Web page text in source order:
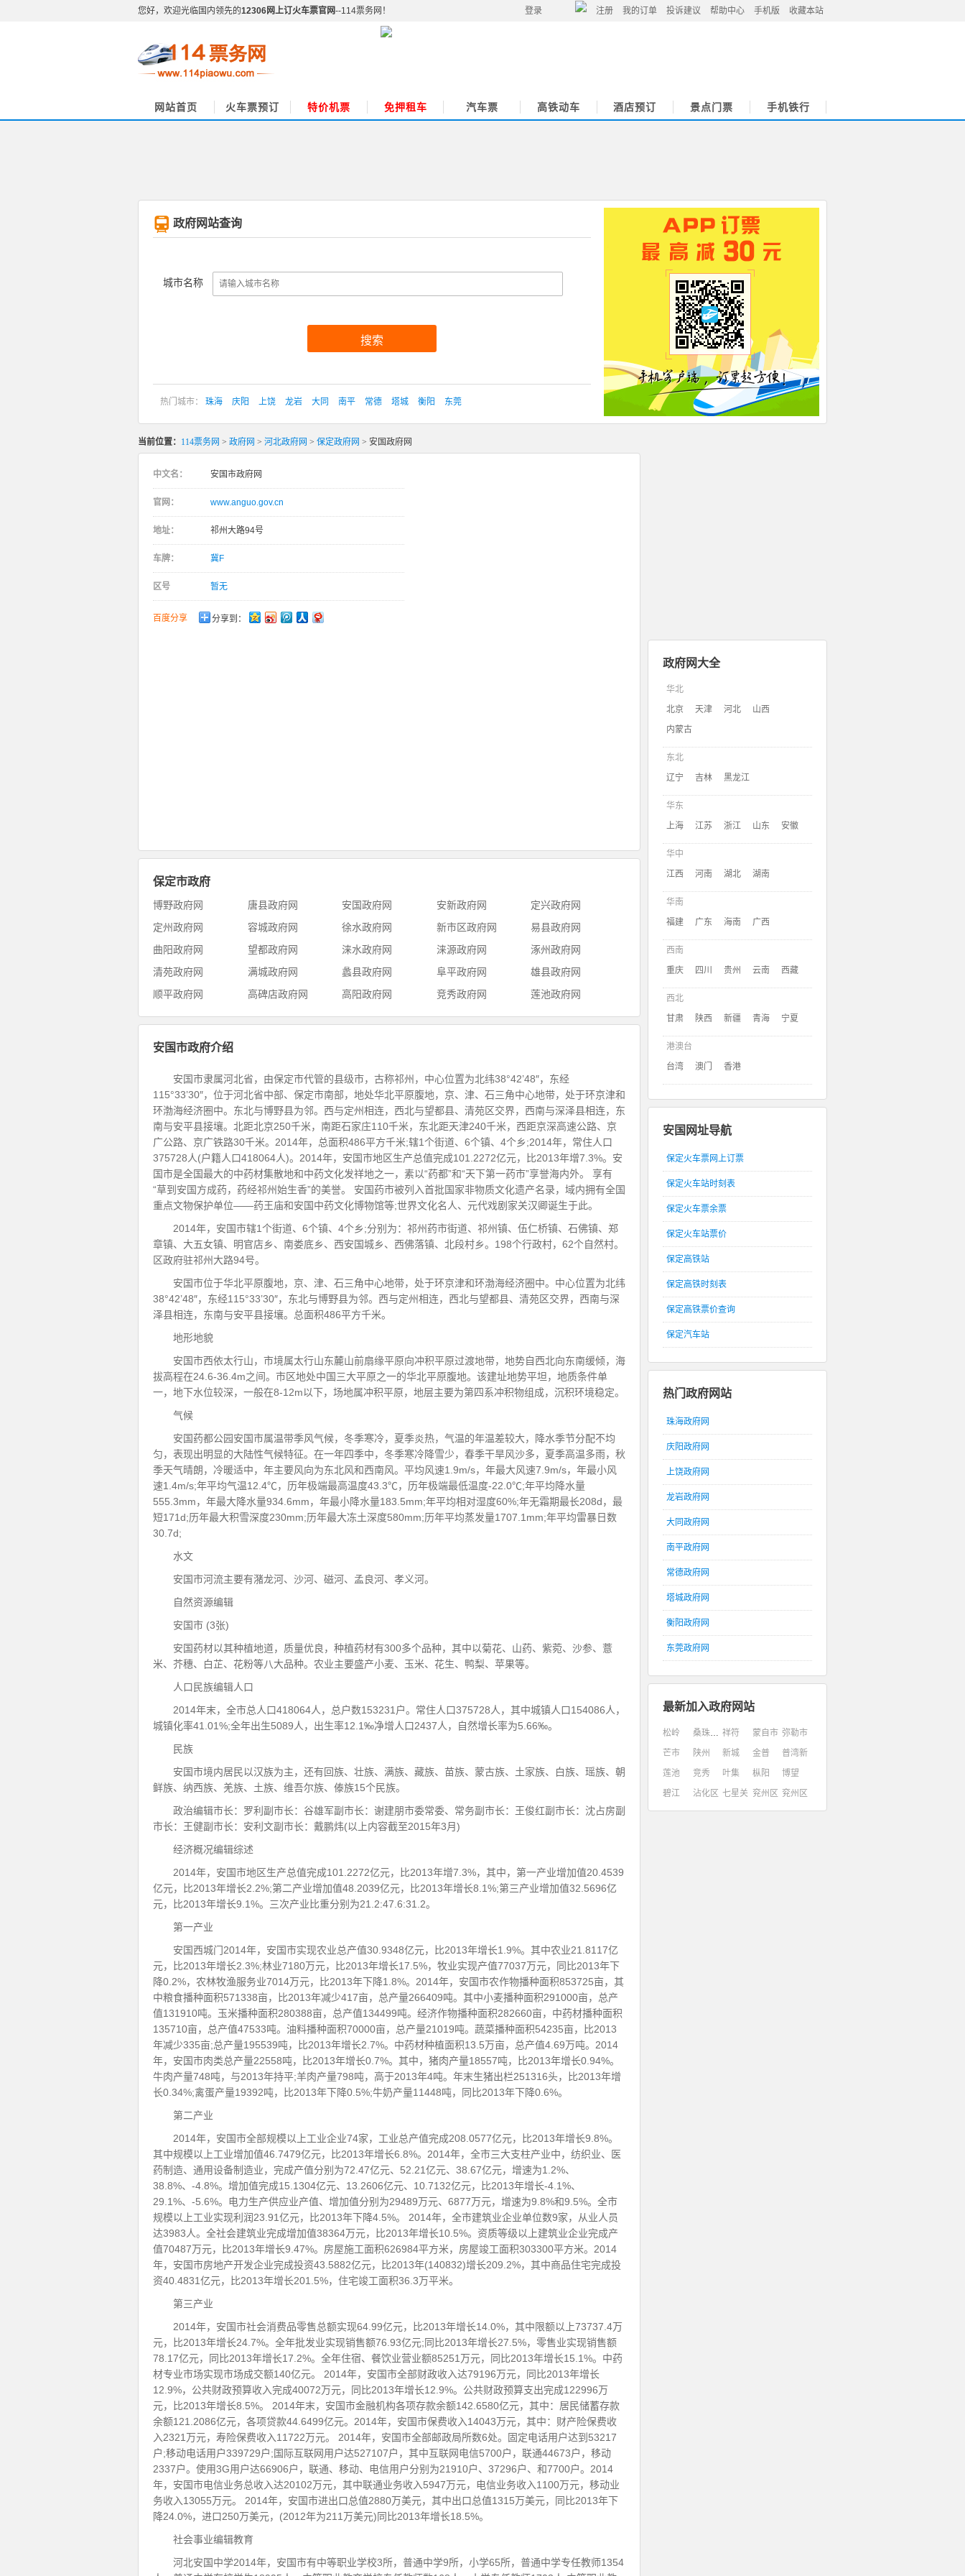
登录 注册 我的订单 投诉建议 帮助中心 手机版 收藏本站
您好，欢迎光临国内领先的12306网上订火车票官网--114票务网！
网站首页 火车票预订 特价机票 免押租车 汽车票 高铁动车 酒店预订 景点门票 手机铁行
政府网站查询
城市名称
搜索
热门城市： 珠海 庆阳 上饶 龙岩 大同 南平 常德 塔城 衡阳 东莞
当前位置： 114票务网 > 政府网 > 河北政府网 > 保定政府网 > 安国政府网
中文名： 安国市政府网
官网： www.anguo.gov.cn
地址： 祁州大路94号
车牌： 冀F
区号 暂无
百度分享 分享到：
保定市政府
博野政府网 唐县政府网 安国政府网 安新政府网
定兴政府网
定州政府网
容城政府网 徐水政府网 新市区政府网
易县政府网
曲阳政府网
望都政府网 涞水政府网 涞源政府网
涿州政府网
清苑政府网
满城政府网 蠡县政府网 阜平政府网
雄县政府网
顺平政府网
高碑店政府网 高阳政府网 竞秀政府网 莲池政府网
安国市政府介绍
安国市隶属河北省，由保定市代管的县级市，古称祁州，中心位置为北纬38°42’48″，东经
115°33’30″，位于河北省中部、保定市南部，地处华北平原腹地，京、津、石三角中心地带，处于环京津和
环渤海经济圈中。东北与博野县为邻。西与定州相连，西北与望都县、清苑区交界，西南与深泽县相连，东
南与安平县接壤。北距北京250千米，南距石家庄110千米，东北距天津240千米，西距京深高速公路、京
广公路、京广铁路30千米。2014年，总面积486平方千米;辖1个街道、6个镇、4个乡;2014年，常住人口
375728人(户籍人口418064人)。2014年，安国市地区生产总值完成101.2272亿元，比2013年增7.3%。安
国市是全国最大的中药材集散地和中药文化发祥地之一，素以“药都”和“天下第一药市”享誉海内外。 享有
“草到安国方成药，药经祁州始生香”的美誉。 安国药市被列入首批国家非物质文化遗产名录，域内拥有全国
重点文物保护单位——药王庙和安国中药文化博物馆等;世界文化名人、元代戏剧家关汉卿诞生于此。
2014年，安国市辖1个街道、6个镇、4个乡;分别为：祁州药市街道、祁州镇、伍仁桥镇、石佛镇、郑
章镇、大五女镇、明官店乡、南娄底乡、西安国城乡、西佛落镇、北段村乡。198个行政村，62个自然村。
区政府驻祁州大路94号。
安国市位于华北平原腹地，京、津、石三角中心地带，处于环京津和环渤海经济圈中。中心位置为北纬
38°42’48″，东经115°33’30″，东北与博野县为邻。西与定州相连，西北与望都县、清苑区交界，西南与深
泽县相连，东南与安平县接壤。总面积486平方千米。
地形地貌
安国市西依太行山，市境属太行山东麓山前扇缘平原向冲积平原过渡地带，地势自西北向东南缓倾，海
拔高程在24.6-36.4m之间。市区地处中国三大平原之一的华北平原腹地。该建址地势平坦，地质条件单
一，地下水位较深，一般在8-12m以下，场地属冲积平原，地层主要为第四系冲积物组成，沉积环境稳定。
气候
安国药都公园安国市属温带季风气候，冬季寒冷，夏季炎热，气温的年温差较大，降水季节分配不均
匀，表现出明显的大陆性气候特征。在一年四季中，冬季寒冷降雪少，春季干旱风沙多，夏季高温多雨，秋
季天气晴朗，冷暖适中，年主要风向为东北风和西南风。平均风速1.9m/s，年最大风速7.9m/s，年最小风
速1.4m/s;年平均气温12.4℃，历年极端最高温度43.3℃，历年极端最低温度-22.0℃;年平均降水量
555.3mm，年最大降水量934.6mm，年最小降水量183.5mm;年平均相对湿度60%;年无霜期最长208d，最
短171d;历年最大积雪深度230mm;历年最大冻土深度580mm;历年平均蒸发量1707.1mm;年平均雷暴日数
30.7d;
水文
安国市河流主要有潴龙河、沙河、磁河、孟良河、孝义河。
自然资源编辑
安国市 (3张)
安国药材以其种植地道，质量优良，种植药材有300多个品种，其中以菊花、山药、紫菀、沙参、薏
米、芥穗、白芷、花粉等八大品种。农业主要盛产小麦、玉米、花生、鸭梨、苹果等。
人口民族编辑人口
2014年末，全市总人口418064人，总户数153231户。常住人口375728人，其中城镇人口154086人，
城镇化率41.01%;全年出生5089人，出生率12.1‰净增人口2437人，自然增长率为5.66‰。
民族
安国市境内居民以汉族为主，还有回族、壮族、满族、藏族、苗族、蒙古族、土家族、白族、瑶族、朝
鲜族、纳西族、羌族、土族、维吾尔族、傣族15个民族。
政治编辑市长：罗利副市长：谷雄军副市长：谢建朋市委常委、常务副市长：王俊红副市长：沈占房副
市长：王健副市长：安利文副市长：戴鹏炜(以上内容截至2015年3月)
经济概况编辑综述
2014年，安国市地区生产总值完成101.2272亿元，比2013年增7.3%，其中，第一产业增加值20.4539
亿元，比2013年增长2.2%;第二产业增加值48.2039亿元，比2013年增长8.1%;第三产业增加值32.5696亿
元，比2013年增长9.1%。三次产业比重分别为21.2:47.6:31.2。
第一产业
安国西城门2014年，安国市实现农业总产值30.9348亿元，比2013年增长1.9%。其中农业21.8117亿
元，比2013年增长2.3%;林业7180万元，比2013年增长17.5%，牧业实现产值77037万元，同比2013年下
降0.2%，农林牧渔服务业7014万元，比2013年下降1.8%。2014年，安国市农作物播种面积853725亩，其
中粮食播种面积571338亩，比2013年减少417亩，总产量266409吨。其中小麦播种面积291000亩，总产
值131910吨。玉米播种面积280388亩，总产值134499吨。经济作物播种面积282660亩，中药材播种面积
135710亩，总产值47533吨。油料播种面积70000亩，总产量21019吨。蔬菜播种面积54235亩，比2013
年减少335亩;总产量195539吨，比2013年增长2.7%。中药材种植面积13.5万亩，总产值4.69万吨。2014
年，安国市肉类总产量22558吨，比2013年增长0.7%。其中，猪肉产量18557吨，比2013年增长0.94%。
牛肉产量748吨，与2013年持平;羊肉产量798吨，高于2013年4吨。年末生猪出栏251316头，比2013年增
长0.34%;禽蛋产量19392吨，比2013年下降0.5%;牛奶产量11448吨，同比2013年下降0.6%。
第二产业
2014年，安国市全部规模以上工业企业74家，工业总产值完成208.0577亿元，比2013年增长9.8%。
其中规模以上工业增加值46.7479亿元，比2013年增长6.8%。2014年，全市三大支柱产业中，纺织业、医
药制造、通用设备制造业，完成产值分别为72.47亿元、52.21亿元、38.67亿元，增速为1.2%、
38.8%、-4.8%。增加值完成15.1304亿元、13.2606亿元、10.7132亿元，比2013年增长-4.1%、
29.1%、-5.6%。电力生产供应业产值、增加值分别为29489万元、6877万元，增速为9.8%和9.5%。全市
规模以上工业实现利润23.91亿元，比2013年下降4.5%。 2014年，全市建筑业企业单位数9家，从业人员
达3983人。全社会建筑业完成增加值38364万元，比2013年增长10.5%。资质等级以上建筑业企业完成产
值70487万元，比2013年增长9.47%。房屋施工面积626984平方米，房屋竣工面积303300平方米。2014
年，安国市房地产开发企业完成投资43.5882亿元，比2013年(140832)增长209.2%，其中商品住宅完成投
资40.4831亿元，比2013年增长201.5%，住宅竣工面积36.3万平米。
第三产业
2014年，安国市社会消费品零售总额实现64.99亿元，比2013年增长14.0%，其中限额以上73737.4万
元，比2013年增长24.7%。全年批发业实现销售额76.93亿元;同比2013年增长27.5%，零售业实现销售额
78.17亿元，同比2013年增长17.2%。全年住宿、餐饮业营业额85251万元，同比2013年增长15.1%。中药
材专业市场实现市场成交额140亿元。 2014年，安国市全部财政收入达79196万元，同比2013年增长
12.9%，公共财政预算收入完成40072万元，同比2013年增长12.9%。公共财政预算支出完成122996万
元，比2013年增长8.5%。 2014年末，安国市金融机构各项存款余额142.6580亿元，其中：居民储蓄存款
余额121.2086亿元，各项贷款44.6499亿元。2014年，安国市保费收入14043万元，其中：财产险保费收
入2321万元，寿险保费收入11722万元。 2014年，安国市全部邮政局所数6处。固定电话用户达到53217
户;移动电话用户339729户;国际互联网用户达527107户，其中互联网电信5700户，联通44673户，移动
2337户。使用3G用户达66906户，联通、移动、电信用户分别为21910户、37296户、和7700户。2014
年，安国市电信业务总收入达20102万元，其中联通业务收入5947万元，电信业务收入1100万元，移动业
务收入13055万元。 2014年，安国市进出口总值2880万美元，其中出口总值1315万美元，同比2013年下
降24.0%，进口250万美元，(2012年为211万美元)同比2013年增长18.5%。
社会事业编辑教育
河北安国中学2014年，安国市有中等职业学校3所，普通中学9所，小学65所，普通中学专任教师1354
政府网大全
华北
北京
天津 河北
山西
内蒙古
东北
辽宁
吉林 黑龙江
华东
上海
江苏 浙江 山东 安徽
华中
江西
河南 湖北 湖南
华南
福建
广东 海南 广西
西南
重庆
四川 贵州 云南 西藏
西北
甘肃
陕西 新疆 青海 宁夏
港澳台
台湾
澳门 香港
安国网址导航
保定火车票网上订票
保定火车站时刻表
保定火车票余票
保定火车站票价
保定高铁站
保定高铁时刻表
保定高铁票价查询
保定汽车站
热门政府网站
珠海政府网
庆阳政府网
上饶政府网
龙岩政府网
大同政府网
南平政府网
常德政府网
塔城政府网
衡阳政府网
东莞政府网
最新加入政府网站
松岭 桑珠孜区 祥符 蒙自市 弥勒市
芒市
陕州 新城 金普
普湾新
莲池
竞秀 叶集 枞阳
博望
碧江
沾化区 七星关 兖州区 兖州区